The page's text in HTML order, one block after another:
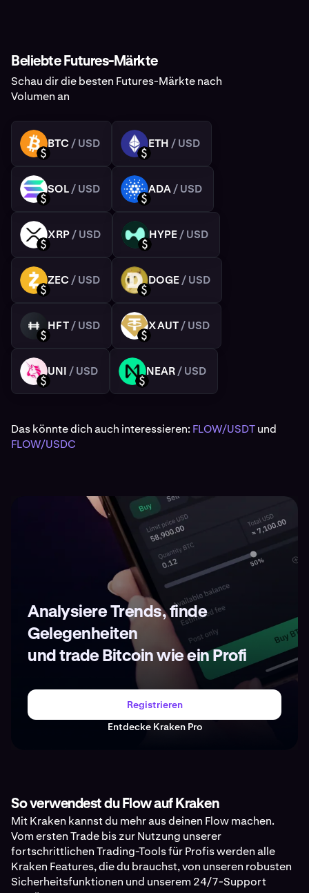
Beliebte Futures-Märkte
Schau dir die besten Futures-Märkte nach
Volumen an
BTC
USD
BTC / USD
ETH
USD
ETH / USD
SOL
USD
SOL/ USD
ADA
USD
ADA/ USD
XRP
USD
XRP/ USD
HYPE
USD
HYPE/ USD
ZEC
USD
ZEC / USD
DOGE
USD
DOGE/ USD
HFT
USD
HFT/ USD
XAUT
USD
XAUT/ USD
UNI
USD
UNI / USD
NEAR
USD
NEAR/ USD
Das könnte dich auch interessieren: FLOW/USDTund
FLOW/USDC
Analysiere Trends, finde
Gelegenheiten
und trade Bitcoin wie ein Profi
Registrieren
Entdecke Kraken Pro
So verwendest du Flow auf Kraken
Mit Kraken kannst du mehr aus deinen Flow machen.
Vom ersten Trade bis zur Nutzung unserer
fortschrittlichen Trading-Tools für Profis werden alle
Kraken Features, die du brauchst, von unseren robusten
Sicherheitsfunktionen und unserem 24/7-Support